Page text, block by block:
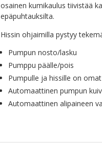
osainen kumikaulus tiivistää
epäpuhtauksilta.
Hissin ohjaimilla pystyy
Pumpun nosto/lasku
Pumppu päälle/pois
Pumpulle ja hissille on
Automaattinen pumpun
Automaattinen alipaineen